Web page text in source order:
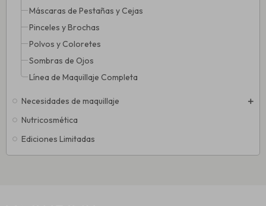
Máscaras de Pestañas y Cejas
Pinceles y Brochas
Polvos y Coloretes
Sombras de Ojos
Línea de Maquillaje Completa
Necesidades de maquillaje
Nutricosmética
Ediciones Limitadas